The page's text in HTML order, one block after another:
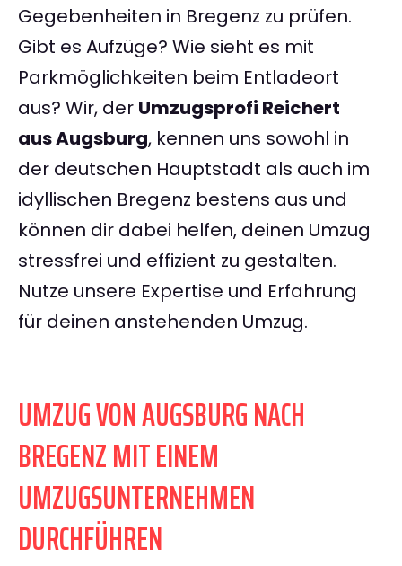
Gegebenheiten in Bregenz zu prüfen.
Gibt es Aufzüge? Wie sieht es mit
Parkmöglichkeiten beim Entladeort
aus? Wir, der Umzugsprofi Reichert
aus Augsburg, kennen uns sowohl in
der deutschen Hauptstadt als auch im
idyllischen Bregenz bestens aus und
können dir dabei helfen, deinen Umzug
stressfrei und effizient zu gestalten.
Nutze unsere Expertise und Erfahrung
für deinen anstehenden Umzug.
UMZUG VON AUGSBURG NACH
BREGENZ MIT EINEM
UMZUGSUNTERNEHMEN
DURCHFÜHREN